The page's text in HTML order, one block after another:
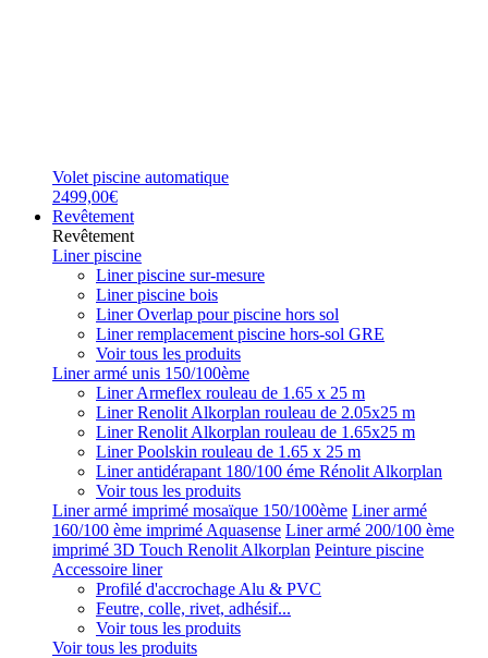
Volet piscine automatique
2499,00€
Revêtement
Revêtement
Liner piscine
Liner piscine sur-mesure
Liner piscine bois
Liner Overlap pour piscine hors sol
Liner remplacement piscine hors-sol GRE
Voir tous les produits
Liner armé unis 150/100ème
Liner Armeflex rouleau de 1.65 x 25 m
Liner Renolit Alkorplan rouleau de 2.05x25 m
Liner Renolit Alkorplan rouleau de 1.65x25 m
Liner Poolskin rouleau de 1.65 x 25 m
Liner antidérapant 180/100 éme Rénolit Alkorplan
Voir tous les produits
Liner armé imprimé mosaïque 150/100ème Liner armé
160/100 ème imprimé Aquasense Liner armé 200/100 ème
imprimé 3D Touch Renolit Alkorplan Peinture piscine
Accessoire liner
Profilé d'accrochage Alu & PVC
Feutre, colle, rivet, adhésif...
Voir tous les produits
Voir tous les produits